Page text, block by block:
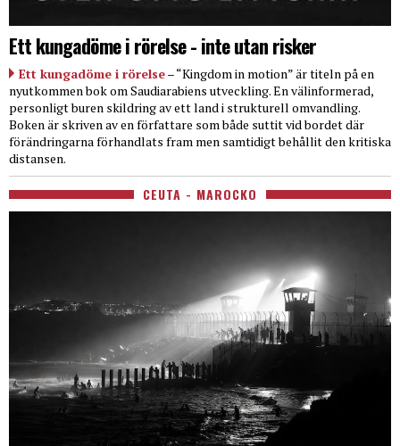
Ett kungadöme i rörelse - inte utan risker
Ett kungadöme i rörelse– “Kingdom in motion” är titeln på en
nyutkommen bok om Saudiarabiens utveckling. En välinformerad,
personligt buren skildring av ett land i strukturell omvandling.
Boken är skriven av en författare som både suttit vid bordet där
förändringarna förhandlats fram men samtidigt behållit den kritiska
distansen.
CEUTA - MAROCKO